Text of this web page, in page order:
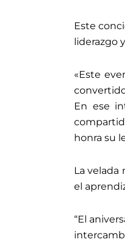
Este
liderazgo
«Este
En ese
honra su
La
el
“El